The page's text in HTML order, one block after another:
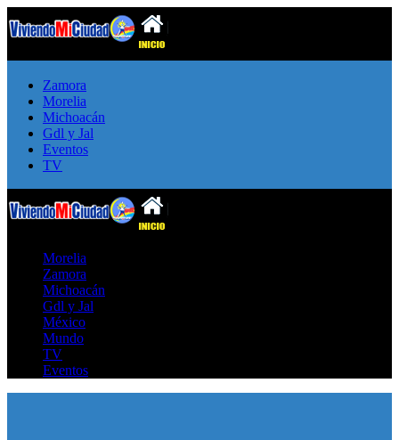
Zamora
Morelia
Michoacán
Gdl y Jal
Eventos
TV
Morelia
Zamora
Michoacán
Gdl y Jal
México
Mundo
TV
Eventos